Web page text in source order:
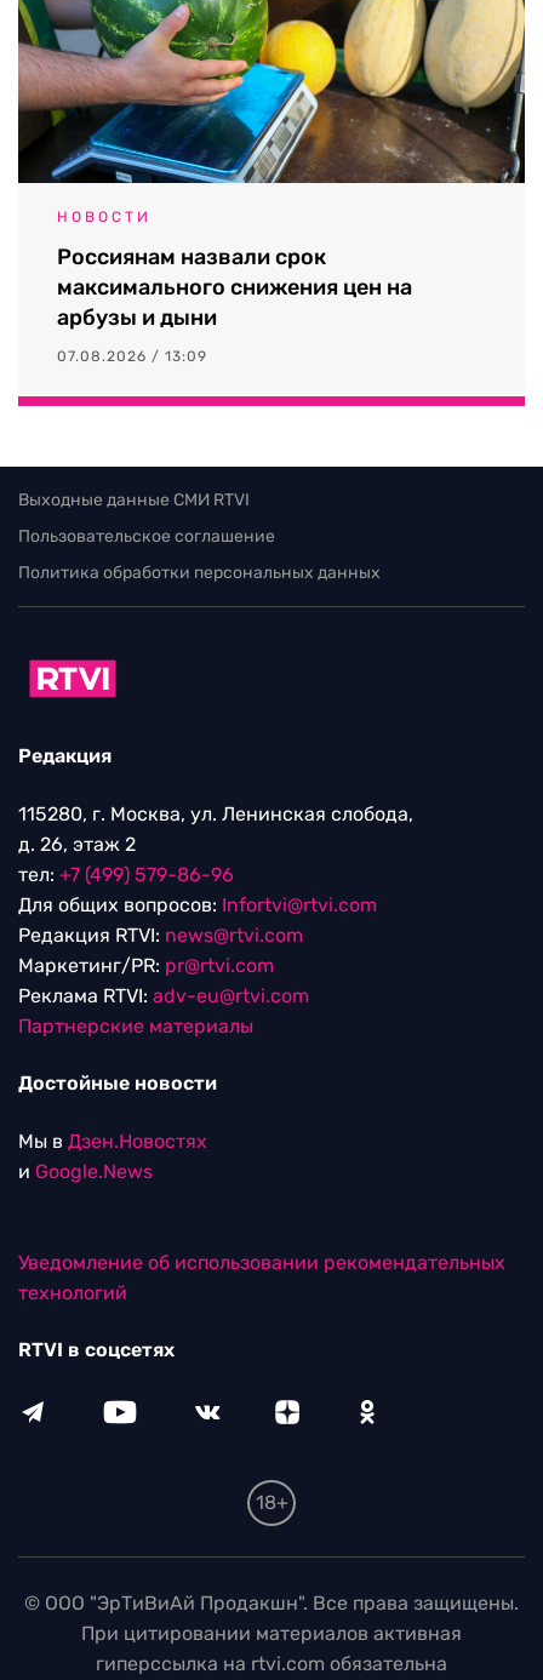
НОВОСТИ
Россиянам назвали срок
максимального снижения цен на
арбузы и дыни
07.08.2026 / 13:09
Выходные данные СМИ RTVI
Пользовательское соглашение
Политика обработки персональных данных
Редакция
115280, г. Москва, ул. Ленинская слобода,
д. 26, этаж 2
тел: +7 (499) 579-86-96
Для общих вопросов: Infortvi@rtvi.com
Редакция RTVI: news@rtvi.com
Маркетинг/PR: pr@rtvi.com
Реклама RTVI: adv-eu@rtvi.com
Партнерские материалы
Достойные новости
Мы в Дзен.Новостях
и Google.News
Уведомление об использовании рекомендательных
технологий
RTVI в соцсетях
18+
© ООО "ЭрТиВиАй Продакшн". Все права защищены.
При цитировании материалов активная
гиперссылка на rtvi.com обязательна